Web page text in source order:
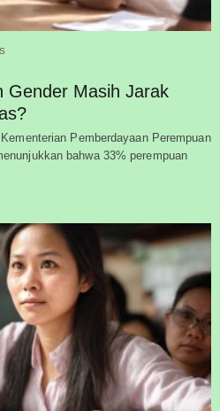
Gender Masih Jarak
Pemberdayaan Perempuan
bahwa 33% perempuan